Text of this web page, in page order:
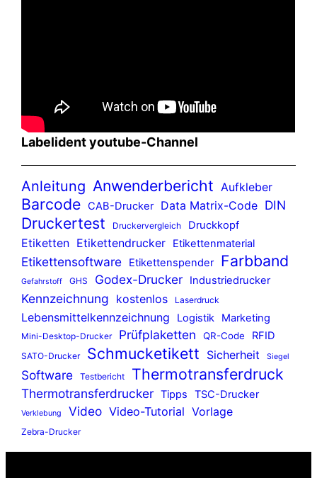
Labelident youtube-Channel
Anleitung Anwenderbericht Aufkleber
Barcode CAB-Drucker Data Matrix-Code DIN
Druckertest Druckervergleich Druckkopf
Etiketten Etikettendrucker Etikettenmaterial
Etikettensoftware Etikettenspender Farbband
Gefahrstoff GHS Godex-Drucker Industriedrucker
Kennzeichnung kostenlos Laserdruck
Lebensmittelkennzeichnung Logistik Marketing
Mini-Desktop-Drucker Prüfplaketten QR-Code RFID
SATO-Drucker Schmucketikett Sicherheit Siegel
Software Testbericht Thermotransferdruck
Thermotransferdrucker Tipps TSC-Drucker
Verklebung Video Video-Tutorial Vorlage
Zebra-Drucker